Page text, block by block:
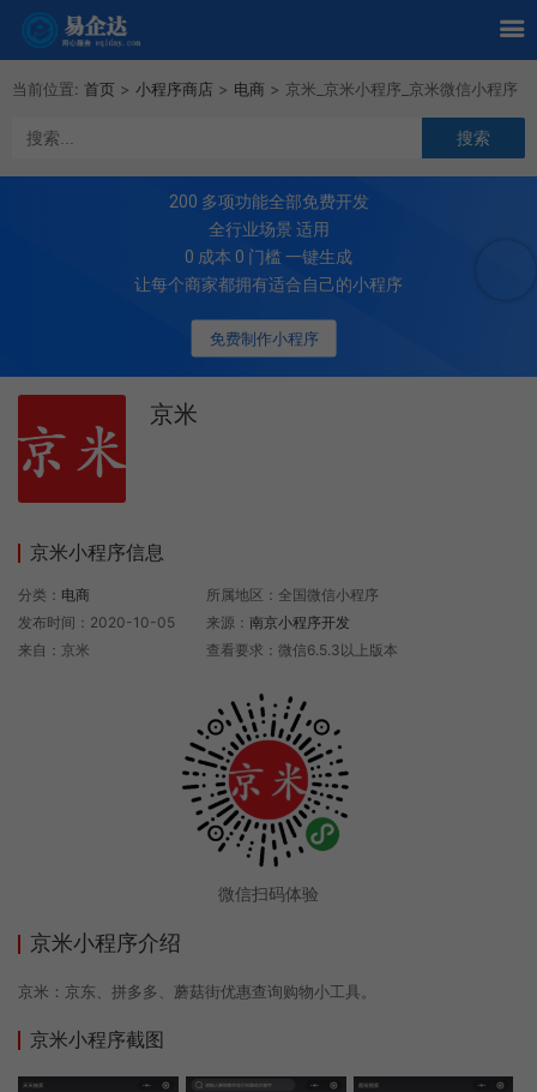
当前位置: 首页 > 小程序商店 > 电商 > 京米_京米小程序_京米微信小程序
免费制作小程序
200 多项功能全部免费开发
全行业场景 适用
0 成本 0 门槛 一键生成
让每个商家都拥有适合自己的小程序
京米
京米小程序信息
分类： 电商
发布时间：2020-10-05
来自：京米
所属地区：全国微信小程序
来源： 南京小程序开发
查看要求：微信6.5.3以上版本
微信扫码体验
京米小程序介绍
京米：京东、拼多多、蘑菇街优惠查询购物小工具。
京米小程序截图